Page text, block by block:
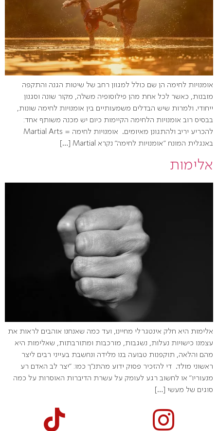
אומנויות לחימה הן שם כולל למגוון רחב של שיטות הגנה והתקפה
מובנות, כאשר לכל אחת מהן פילוסופיה משלה, מקור שונה וסגנון
ייחודי. ולמרות שיש הבדלים משמעותיים בין אומנויות לחימה שונות,
בבסיס רוב אומנויות הלחימה הקיימות כיום יש מכנה משותף אחד:
להכריע יריב ולהתגונן מאיומים. אומנויות לחימה = Martial Arts
באנגלית המונח "אומנויות לחימה" נקרא Martial […]
אלימות
אלימות היא חלק אינטגרלי מחיינו, ועד כמה שאנחנו אוהבים לראות את
עצמנו כישויות נעלות, נשגבות, מורכבות ומתורבתות, שאלימות היא
מהם והלאה, תוקפנות טבועה בנו מלידה ונחשבת בעייני רבים ליצר
ראשוני מולד. די להזכיר פסוק ידוע מהתנ"ך כמו: "יצר לב האדם רע
מנעוריו" או לחשוב רגע לעומק על עשרת הדיברות האוסרות על כמה
סוגים של מעשי […]